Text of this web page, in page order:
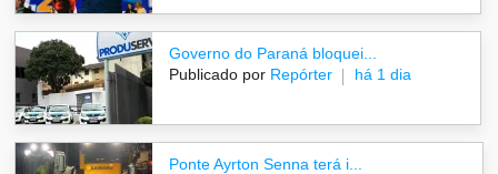
Governo do Paraná bloquei...
Publicado por Repórter há 1 dia
Ponte Ayrton Senna terá i...